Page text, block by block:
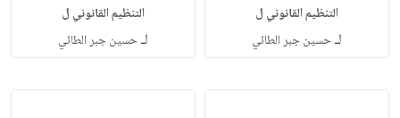
التنظيم القانوني ل
لـحسين جبر الطائي
التنظيم القانوني ل
لـحسين جبر الطائي